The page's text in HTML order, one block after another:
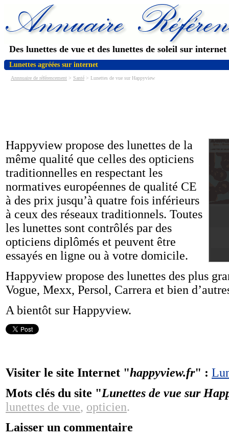
Des lunettes de vue et des lunettes de soleil sur internet
Lunettes agréées sur internet
Annnuaire de référencement > Santé > Lunettes de vue sur Happyview
Happyview propose des lunettes de la
même qualité que celles des opticiens
traditionnelles en respectant les
normatives européennes de qualité CE
à des prix jusqu’à quatre fois inférieurs
à ceux des réseaux traditionnels. Toutes
les lunettes sont contrôlés par des
opticiens diplômés et peuvent être
essayés en ligne ou à votre domicile.
Happyview propose des lunettes des plus
Vogue, Mexx, Persol, Carrera et bien
A bientôt sur Happyview.
Visiter le site Internet "happyview.fr" :
Mots clés du site "Lunettes de vue sur
lunettes de vue, opticien.
Laisser un commentaire